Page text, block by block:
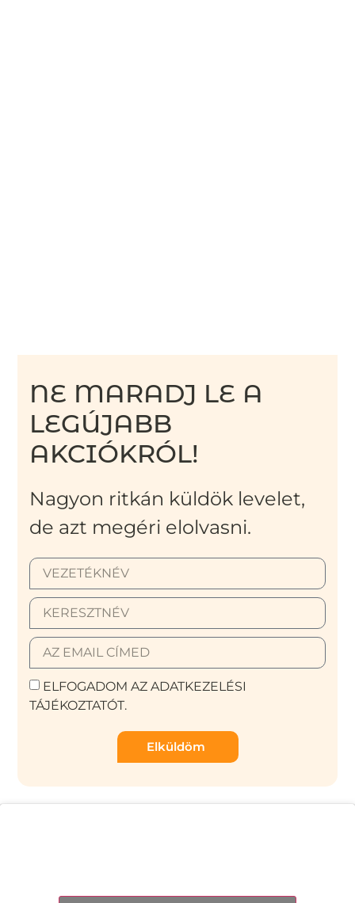
NE MARADJ LE A
LEGÚJABB
AKCIÓKRÓL!
Nagyon ritkán küldök levelet,
de azt megéri elolvasni.
ELFOGADOM AZ ADATKEZELÉSI
TÁJÉKOZTATÓT.
Elküldöm